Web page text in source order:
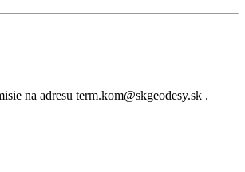
na adresu term.kom@skgeodesy.sk .